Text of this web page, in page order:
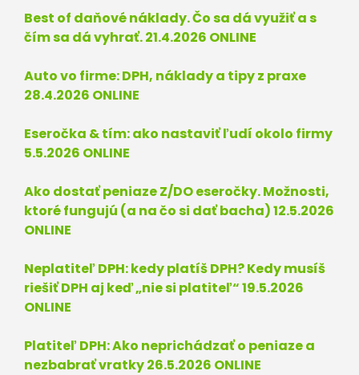
Best of daňové náklady. Čo sa dá využiť a s
čím sa dá vyhrať. 21.4.2026 ONLINE
Auto vo firme: DPH, náklady a tipy z praxe
28.4.2026 ONLINE
Eseročka & tím:ako nastaviť ľudí okolo firmy
5.5.2026 ONLINE
Ako dostať peniaze Z/DO eseročky. Možnosti,
ktoré fungujú (a na čo si dať bacha) 12.5.2026
ONLINE
Neplatiteľ DPH: kedy platíš DPH? Kedy musíš
riešiť DPH aj keď „nie si platiteľ“ 19.5.2026
ONLINE
Platiteľ DPH: Ako neprichádzať o peniaze a
nezbabrať vratky 26.5.2026 ONLINE